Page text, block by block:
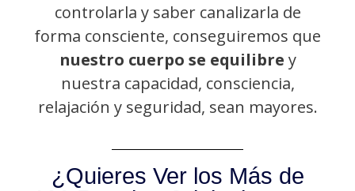
controlarla y saber canalizarla de
forma consciente, conseguiremos que
nuestro cuerpo se equilibre y
nuestra capacidad, consciencia,
relajación y seguridad, sean mayores.
¿Quieres Ver los Más de